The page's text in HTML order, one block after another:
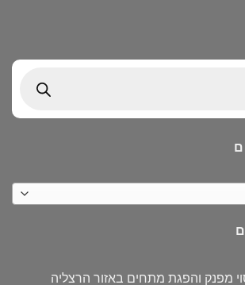
מפנק והפגת מתחים באזור הרצליה